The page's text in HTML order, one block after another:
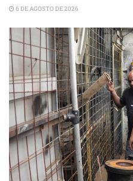
6 DE AGOSTO DE 2026